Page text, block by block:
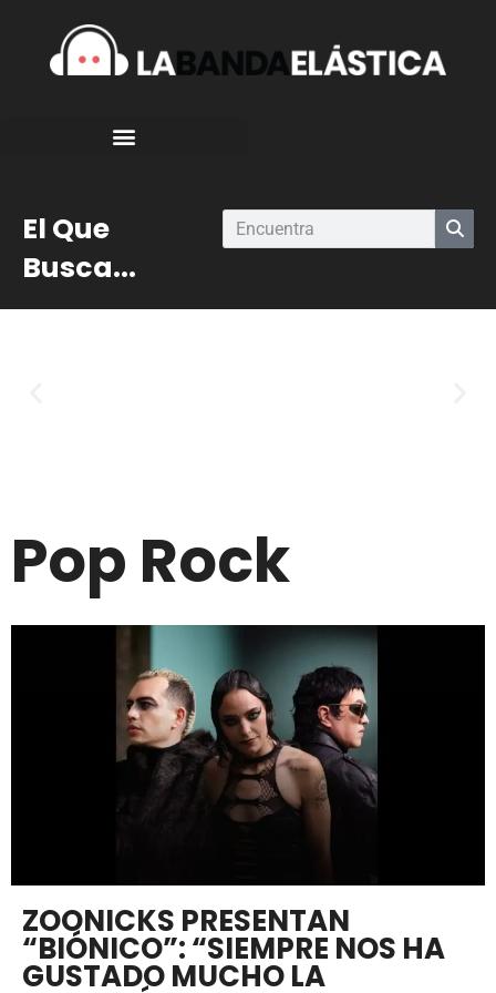
El Que
Busca...
Pop Rock
ZOONICKS PRESENTAN
“BIÓNICO”: “SIEMPRE NOS HA
GUSTADO MUCHO LA